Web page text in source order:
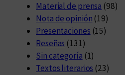
Material de prensa (98)
Nota de opinión (19)
Presentaciones (15)
Reseñas (131)
Sin categoría (1)
Textos literarios (23)